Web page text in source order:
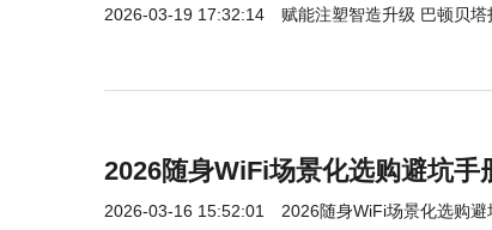
2026-03-19 17:32:14 赋能注塑智造升级 巴顿贝
2026随身WiFi场景化选购避坑手
2026-03-16 15:52:01 2026随身WiFi场景化选购避